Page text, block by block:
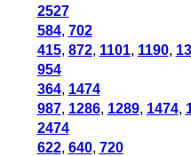
2527
584, 702
415, 872, 1101, 1190,
954
364, 1474
987, 1286, 1289, 1474,
2474
622, 640, 720